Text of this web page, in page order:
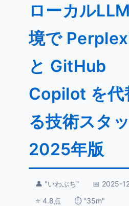
ローカル
境で
と GitHub
Copilot を代
る技術スタ
2025年版
👤 "いわぶち"
📅 2025-
⭐ 4.8点
⏱️ "35m"